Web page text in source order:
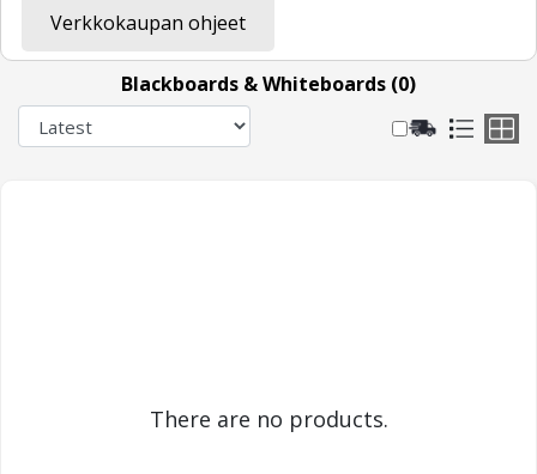
Verkkokaupan ohjeet
Blackboards & Whiteboards (0)
There are no products.